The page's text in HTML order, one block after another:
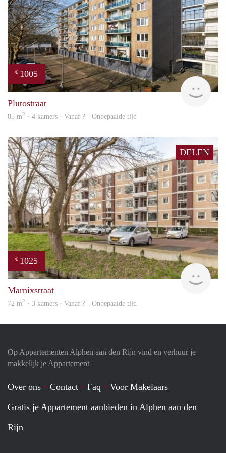
€ 1005
Plutostraat
85 m2 · 4 kamers · Vanaf ? - Onbepaalde tijd
DELEN
€ 1025
Marnixstraat
72 m2 · 3 kamers · Vanaf ? - Onbepaalde tijd
Op Appartementen Alphen aan den Rijn vind en verhuur je
makkelijk je Appartement
Over ons Contact Faq
Voor Makelaars
Gratis je Appartement aanbieden in Alphen aan den
Rijn